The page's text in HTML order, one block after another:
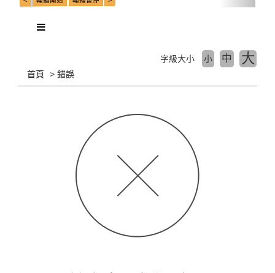
首頁 錯誤
字級大小 小 中 大